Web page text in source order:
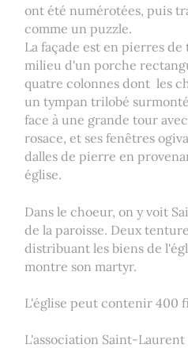
ont été numérotées, puis
comme un puzzle.
La façade est en pierres
milieu d'un porche
quatre colonnes dont les
un tympan trilobé
face à une grande tour
rosace, et ses fenêtres
dalles de pierre en
église.
Dans le choeur, on y voit
de la paroisse. Deux
distribuant les biens de
montre son martyr.
L'église peut contenir 400
L'association Saint-